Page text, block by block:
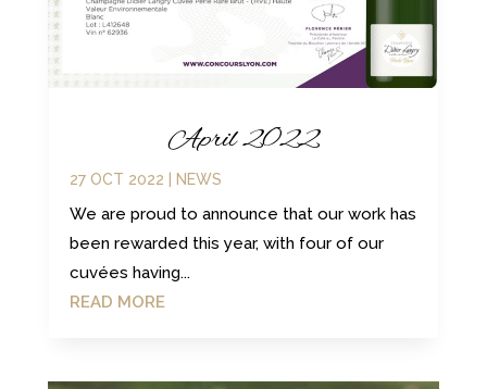
April 2022
27 OCT 2022 NEWS
We are proud to announce that our work has
been rewarded this year, with four of our
cuvées having...
READ MORE